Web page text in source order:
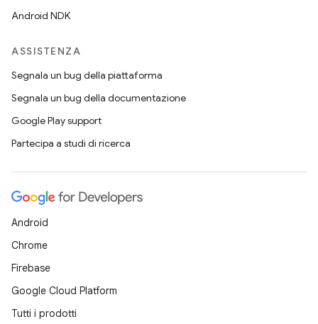
Android NDK
ASSISTENZA
Segnala un bug della piattaforma
Segnala un bug della documentazione
Google Play support
Partecipa a studi di ricerca
Android
Chrome
Firebase
Google Cloud Platform
Tutti i prodotti